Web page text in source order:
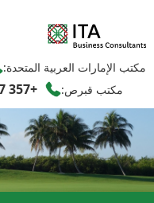
مكتب الإمارات العربية المتحدة:
مكتب قبرص: +357 97 891998